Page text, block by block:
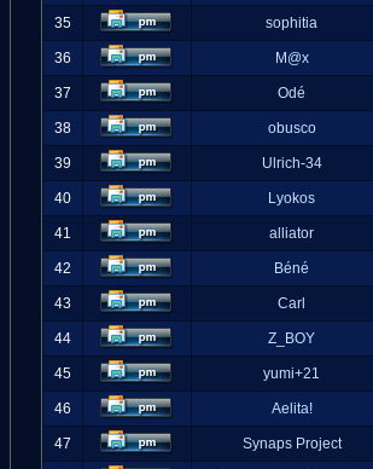
35 sophitia
36 M@x
37 Odé
38 obusco
39 Ulrich-34
40 Lyokos
41 alliator
42 Béné
43 Carl
44 Z_BOY
45 yumi+21
46 Aelita!
47 Synaps Project